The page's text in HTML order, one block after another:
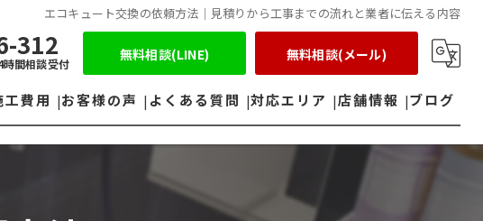
エコキュート交換の依頼方法｜見積りから工事までの流れと業者に伝える内容
312
間相談受付
無料相談(LINE) 無料相談(メール)
工費用 お客様の声 よくある質問 対応エリア
鈴鹿市のエコキュート
四日市市のエコキュート
店舗情報 ブログ